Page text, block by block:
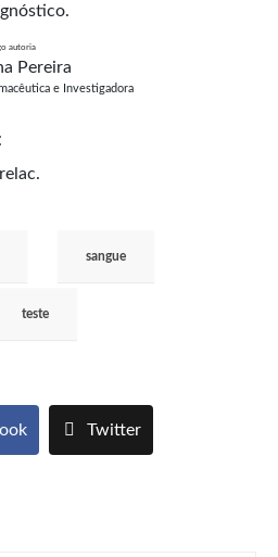
autoria
Pereira
e Investigadora
sangue
teste
Twitter